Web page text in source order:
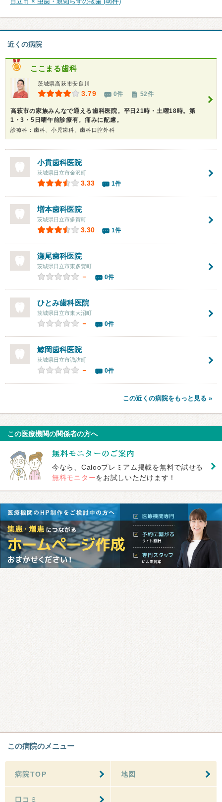
近くの病院
ここまる歯科
茨城県高萩市安良川
3.79 0件 52件
高萩市の家族みんなで通える歯科医院。平日21時・土曜18時。第
1・3・5日曜午前診療有。痛みに配慮。
診療科：歯科、小児歯科、歯科口腔外科
小貫歯科医院
茨城県日立市金沢町
3.33 1件
増本歯科医院
茨城県日立市多賀町
3.30 1件
瀬尾歯科医院
茨城県日立市東多賀町
－ 0件
ひとみ歯科医院
茨城県日立市東大沼町
－ 0件
鯨岡歯科医院
茨城県日立市諏訪町
－ 0件
この近くの病院をもっと見る »
この医療機関の関係者の方へ
今なら、Calooプレミアム掲載を無料で試せる
無料モニターをお試しいただけます！
この病院のメニュー
病院TOP 地図
口コミ